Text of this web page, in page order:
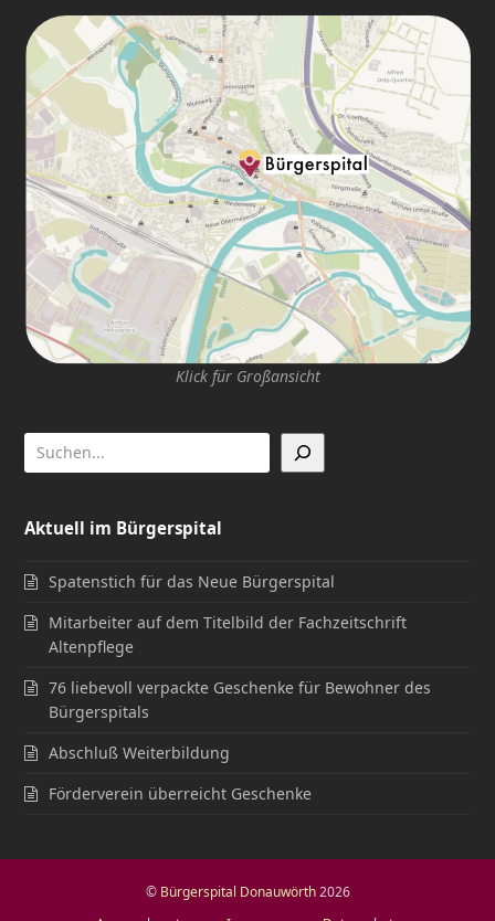
Klick für Großansicht
Aktuell im Bürgerspital
Spatenstich für das Neue Bürgerspital
Mitarbeiter auf dem Titelbild der Fachzeitschrift
Altenpflege
76 liebevoll verpackte Geschenke für Bewohner des
Bürgerspitals
Abschluß Weiterbildung
Förderverein überreicht Geschenke
© Bürgerspital Donauwörth2026